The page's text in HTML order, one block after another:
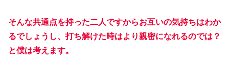
そんな共通点を持った二人ですからお互いの気持ちはわか
るでしょうし、打ち解けた時はより親密になれるのでは？
と僕は考えます。